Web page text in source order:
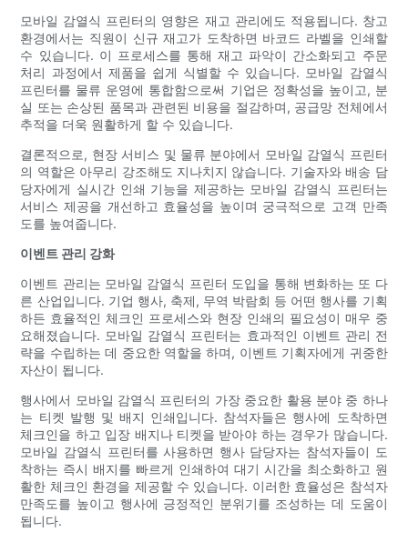
모바일 감열식 프린터의 영향은 재고 관리에도 적용됩니다. 창고
환경에서는 직원이 신규 재고가 도착하면 바코드 라벨을 인쇄할
수 있습니다. 이 프로세스를 통해 재고 파악이 간소화되고 주문
처리 과정에서 제품을 쉽게 식별할 수 있습니다. 모바일 감열식
프린터를 물류 운영에 통합함으로써 기업은 정확성을 높이고, 분
실 또는 손상된 품목과 관련된 비용을 절감하며, 공급망 전체에서
추적을 더욱 원활하게 할 수 있습니다.
결론적으로, 현장 서비스 및 물류 분야에서 모바일 감열식 프린터
의 역할은 아무리 강조해도 지나치지 않습니다. 기술자와 배송 담
당자에게 실시간 인쇄 기능을 제공하는 모바일 감열식 프린터는
서비스 제공을 개선하고 효율성을 높이며 궁극적으로 고객 만족
도를 높여줍니다.
이벤트 관리 강화
이벤트 관리는 모바일 감열식 프린터 도입을 통해 변화하는 또 다
른 산업입니다. 기업 행사, 축제, 무역 박람회 등 어떤 행사를 기획
하든 효율적인 체크인 프로세스와 현장 인쇄의 필요성이 매우 중
요해졌습니다. 모바일 감열식 프린터는 효과적인 이벤트 관리 전
략을 수립하는 데 중요한 역할을 하며, 이벤트 기획자에게 귀중한
자산이 됩니다.
행사에서 모바일 감열식 프린터의 가장 중요한 활용 분야 중 하나
는 티켓 발행 및 배지 인쇄입니다. 참석자들은 행사에 도착하면
체크인을 하고 입장 배지나 티켓을 받아야 하는 경우가 많습니다.
모바일 감열식 프린터를 사용하면 행사 담당자는 참석자들이 도
착하는 즉시 배지를 빠르게 인쇄하여 대기 시간을 최소화하고 원
활한 체크인 환경을 제공할 수 있습니다. 이러한 효율성은 참석자
만족도를 높이고 행사에 긍정적인 분위기를 조성하는 데 도움이
됩니다.